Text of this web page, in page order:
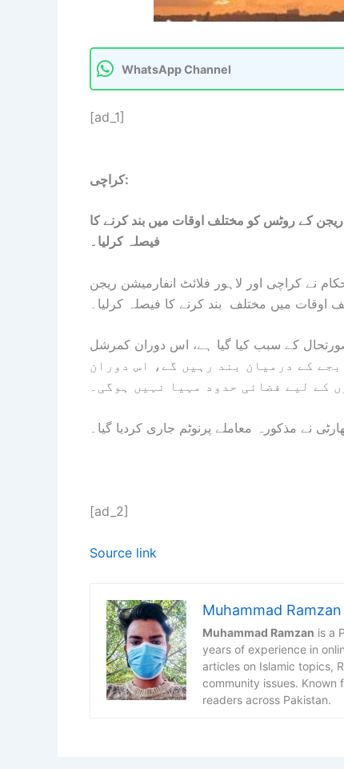
WhatsApp Channel
[ad_1]
کراچی:
ریجن کے روٹس کو مختلف اوقات میں بند کرنے کا
فیصلہ کرلیا۔
نے کراچی اور لاہور فلائٹ انفارمیشن ریجن
میں مختلف بند کرنے کا فیصلہ کرلیا۔
کے سبب کیا گیا ہے، اس دوران کمرشل
پروازوں کے لیے فضائی روٹ 3 تا 31 مارچ صبح 9 سے سہ پہر 3 بجے کے درمیان بند رہیں گے، اس دوران
کے لیے فضائی حدود مہیا نہیں ہوگی۔
نے مذکورہ معاملے پرنوٹم جاری کردیا گیا۔
[ad_2]
Source link
Muhammad Ramzan
Muhammad Ramzan is a
years of experience in
articles on Islamic topics,
community issues.
readers across Pakistan.